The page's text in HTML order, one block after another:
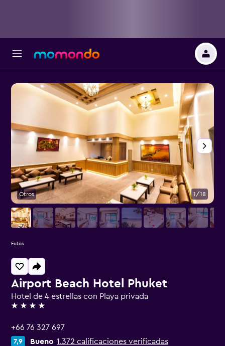
Airport Beach Hotel Phuket
Hotel de 4 estrellas con Playa privada
4 estrellas
+66 76 327 697
7,9 Bueno 1.372 calificaciones verificadas
Otros 1/18
Fotos